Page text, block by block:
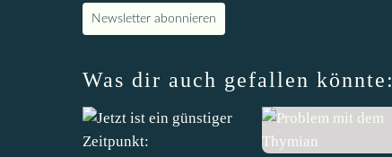
Newsletter abonnieren
Was dir auch gefallen könnte: